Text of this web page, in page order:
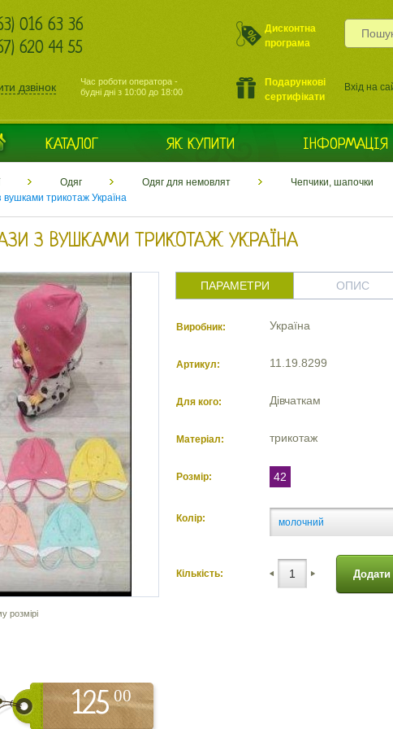
016 63 36
620 44 55
Дисконтна
програма
дзвінок
Час роботи оператора -
будні дні з 10:00 до 18:00
Подарункові
сертифікати
Вхід на
КАТАЛОГ ЯК КУПИТИ ІНФОРМАЦІЯ
Одяг Одяг для немовлят
Чепчики, шапочки
трикотаж Україна
З ВУШКАМИ ТРИКОТАЖ УКРАЇНА
розмірі
125 00
ПАРАМЕТРИ ОПИС
Виробник: Україна
Артикул: 11.19.8299
Для кого: Дівчаткам
Матеріал: трикотаж
Розмір: 42
Колір: молочний
Кількість: